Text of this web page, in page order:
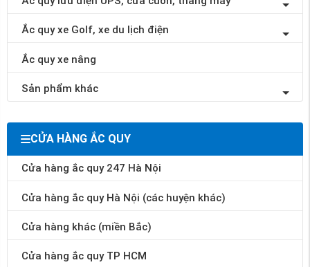
Ắc quy xe Golf, xe du lịch điện
Ắc quy xe nâng
Sản phẩm khác
CỬA HÀNG ẮC QUY
Cửa hàng ắc quy 247 Hà Nội
Cửa hàng ắc quy Hà Nội (các huyện khác)
Cửa hàng khác (miền Bắc)
Cửa hàng ắc quy TP HCM